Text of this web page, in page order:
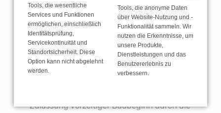
die Kanaluntergrundverdichtung auf der
Kippentrasse bis vor und nach der
Autobahnbrücke umgesetzt sowie
die Dichtwand für das Hochwasserschutztor
hergestellt; Leistungszeitraum 28.09.2020 –
Zulassung vorzeitiger Baubeginn durch die
Tools, die wesentliche
Services und Funktionen
ermöglichen, einschließlich
Identitätsprüfung,
Servicekontinuität und
Standortsicherheit. Diese
Option kann nicht abgelehnt
werden.
Tools, die anonyme Daten
über Website-Nutzung und -
Funktionalität sammeln. Wir
nutzen die Erkenntnisse, um
unsere Produkte,
Dienstleistungen und das
Benutzererlebnis zu
verbessern.